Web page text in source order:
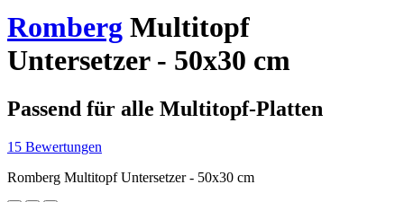
Romberg Multitopf
Untersetzer - 50x30 cm
Passend für alle Multitopf-Platten
15 Bewertungen
Romberg Multitopf Untersetzer - 50x30 cm